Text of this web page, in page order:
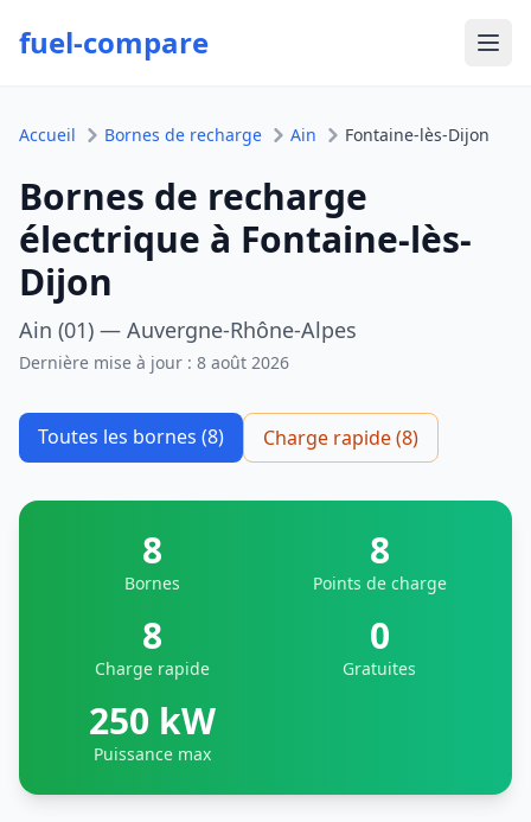
fuel-compare
Accueil Bornes de recharge Ain Fontaine-lès-Dijon
Bornes de recharge
électrique à Fontaine-lès-
Dijon
Ain (01) — Auvergne-Rhône-Alpes
Dernière mise à jour : 8 août 2026
Toutes les bornes (8) Charge rapide (8)
8
Bornes
8
Points de charge
8
Charge rapide
0
Gratuites
250 kW
Puissance max